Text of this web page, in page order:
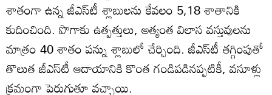
శాతంగా ఉన్న జీఎస్‌టీ శ్లాబులను కేవలం 5,18 శాతానికి
కుదించింది. పొగాకు ఉత్పత్తులు, అత్యంత విలాస వస్తువులను
మాత్రం 40 శాతం పన్ను శ్లాబులో చేర్చింది. జీఎస్‌టీ తగ్గింపుతో
తొలుత జీఎస్‌టీ ఆదాయానికి కొంత గండిపడినప్పటికీ, వసూళ్లు
క్రమంగా పెరుగుతూ వచ్చాయి.